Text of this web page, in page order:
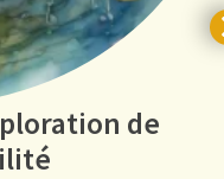
de